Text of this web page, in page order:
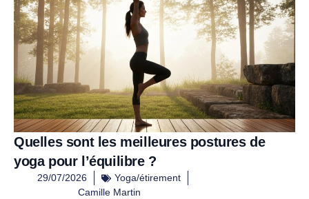
Quelles sont les meilleures postures de
yoga pour l’équilibre ?
29/07/2026
Yoga/étirement
Camille Martin